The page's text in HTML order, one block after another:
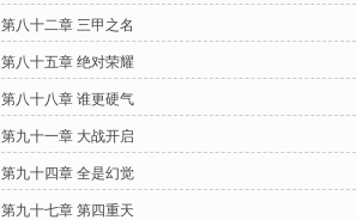
第八十二章 三甲之名
第八十五章 绝对荣耀
第八十八章 谁更硬气
第九十一章 大战开启
第九十四章 全是幻觉
第九十七章 第四重天